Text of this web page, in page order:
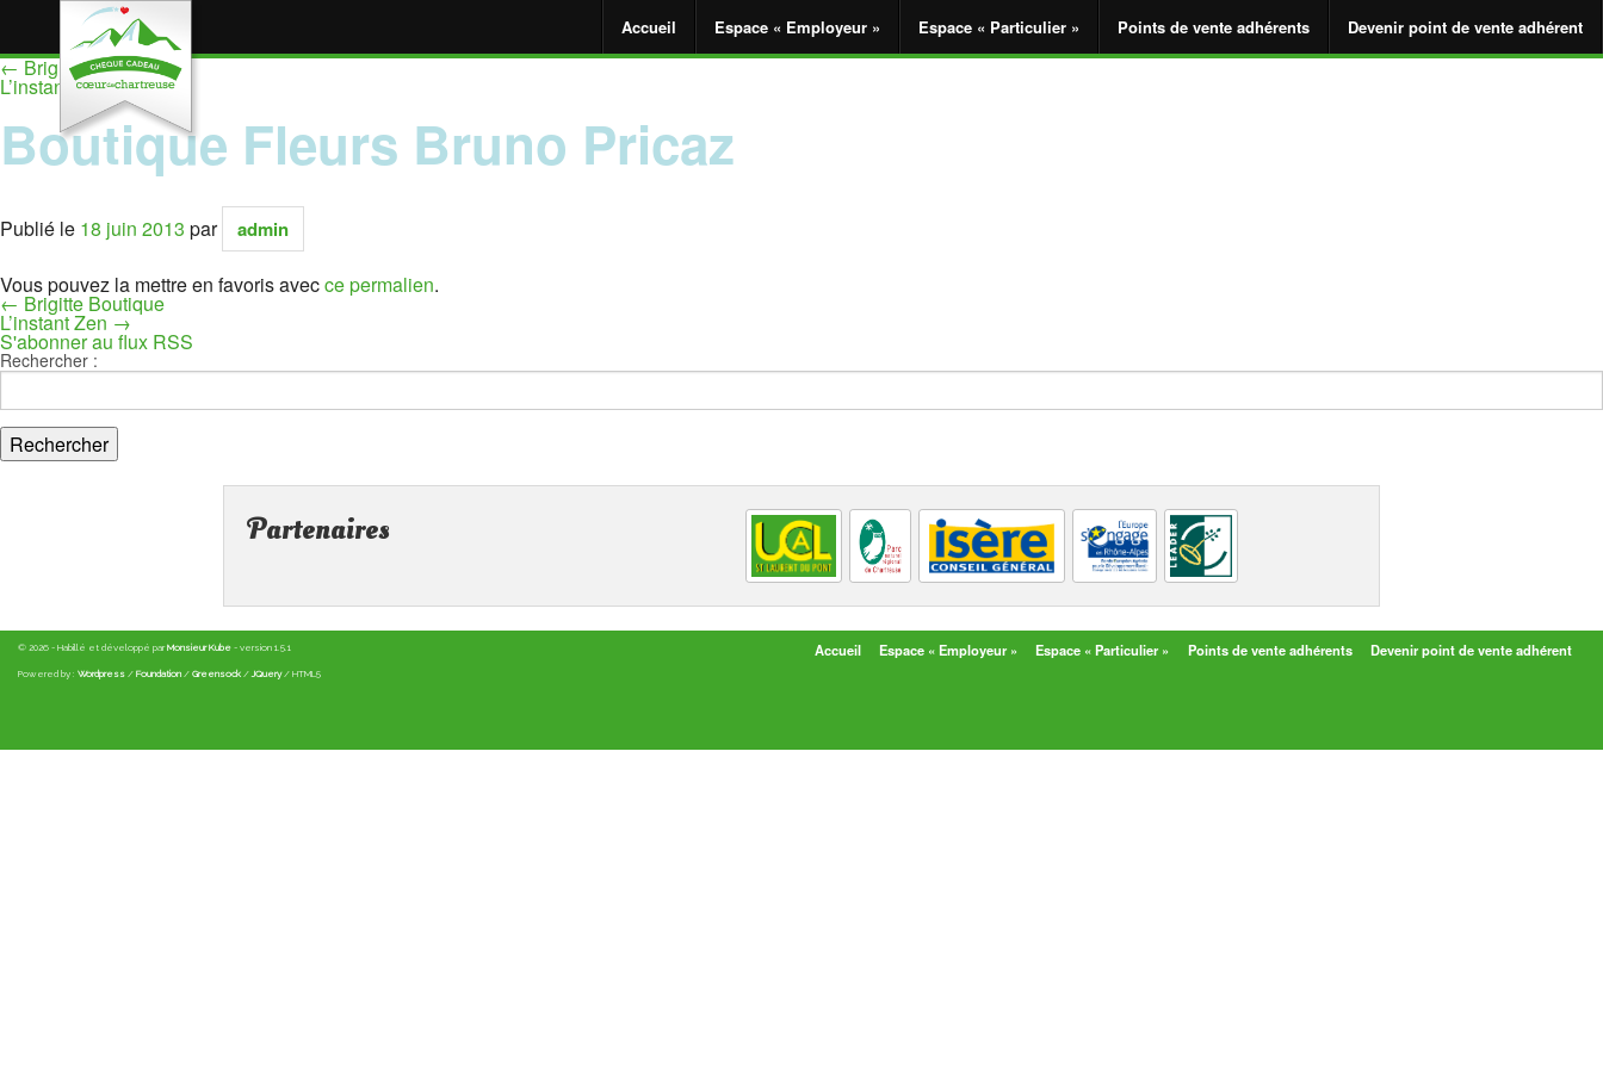
Accueil Espace « Employeur » Espace « Particulier » Points de vente adhérents Devenir point de vente adhérent
←Brigitte Boutique
L’instant Zen→
Boutique Fleurs Bruno Pricaz
Publié le 18 juin 2013 par admin
Vous pouvez la mettre en favoris avecce permalien.
← Brigitte Boutique
L’instant Zen →
S'abonner au flux RSS
Rechercher :
Partenaires
© 2026 - Habillé et développé parMonsieur Kube - version 1.5.1
Powered by : Wordpress / Foundation / Greensock / JQuery/ HTML5
Accueil Espace « Employeur » Espace « Particulier » Points de vente adhérents Devenir point de vente adhérent